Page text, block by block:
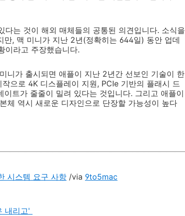
는 것이 해외 매체들의 공통된 의견입니다. 소식을
만, 맥 미니가 지난 2년(정확히는 644일) 동안 업데
이라고 주장했습니다.
니가 출시되면 애플이 지난 2년간 선보인 기술이 한
으로 4K 디스플레이 지원, PCIe 기반의 플래시 드
트가 줄줄이 밀려 있다는 것입니다. 그리고 애플이
체 역시 새로운 디자인으로 단장할 가능성이 높다
시스템 요구 사항 /via 9to5mac
내리고'